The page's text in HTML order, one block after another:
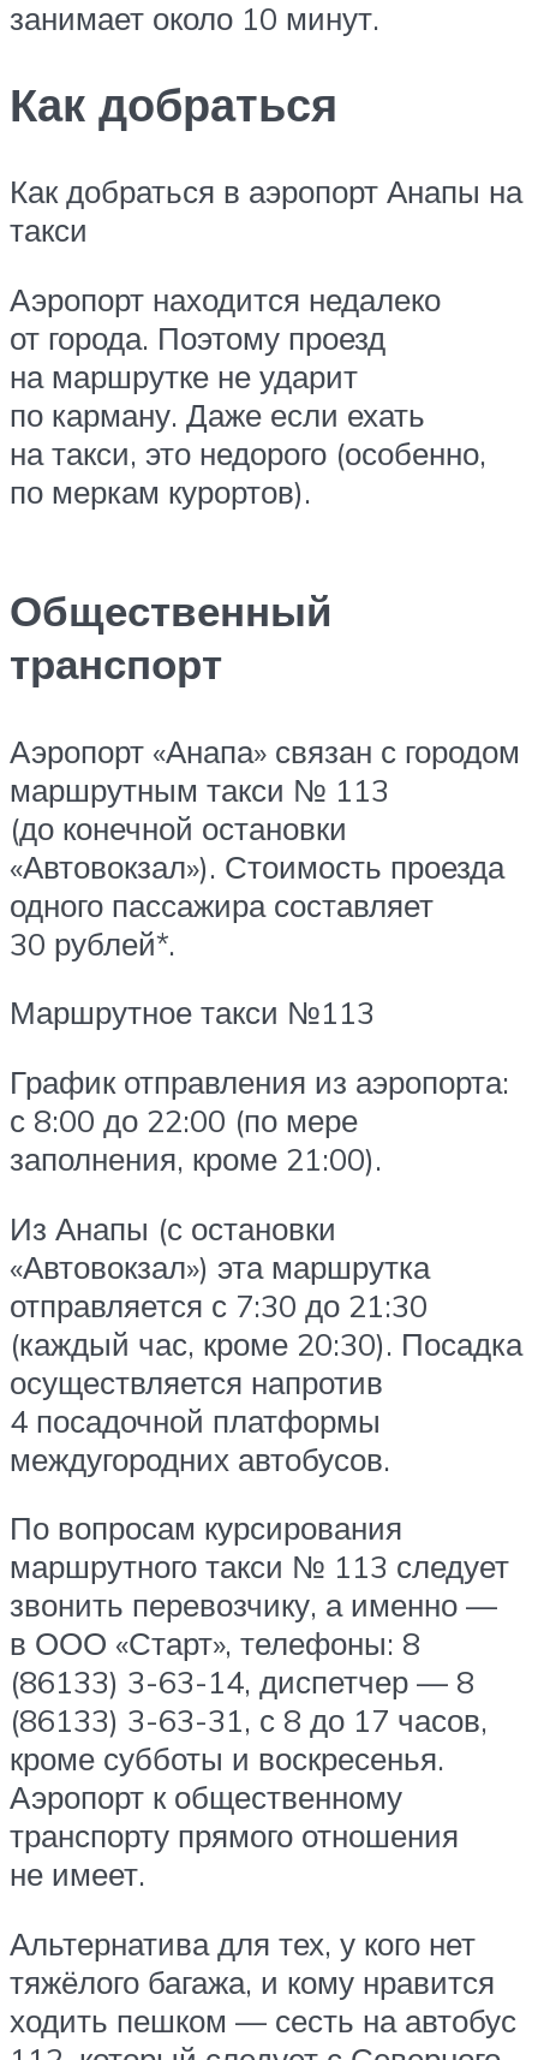
занимает около 10 минут.
Как добраться
Как добраться в аэропорт Анапы на
такси
Аэропорт находится недалеко
от города. Поэтому проезд
на маршрутке не ударит
по карману. Даже если ехать
на такси, это недорого (особенно,
по меркам курортов).
Общественный
транспорт
Аэропорт «Анапа» связан с городом
маршрутным такси № 113
(до конечной остановки
«Автовокзал»). Стоимость проезда
одного пассажира составляет
30 рублей*.
Маршрутное такси №113
График отправления из аэропорта:
с 8:00 до 22:00 (по мере
заполнения, кроме 21:00).
Из Анапы (с остановки
«Автовокзал») эта маршрутка
отправляется с 7:30 до 21:30
(каждый час, кроме 20:30). Посадка
осуществляется напротив
4 посадочной платформы
междугородних автобусов.
По вопросам курсирования
маршрутного такси № 113 следует
звонить перевозчику, а именно —
в ООО «Старт», телефоны: 8
(86133) 3-63-14, диспетчер — 8
(86133) 3-63-31, с 8 до 17 часов,
кроме субботы и воскресенья.
Аэропорт к общественному
транспорту прямого отношения
не имеет.
Альтернатива для тех, у кого нет
тяжёлого багажа, и кому нравится
ходить пешком — сесть на автобус